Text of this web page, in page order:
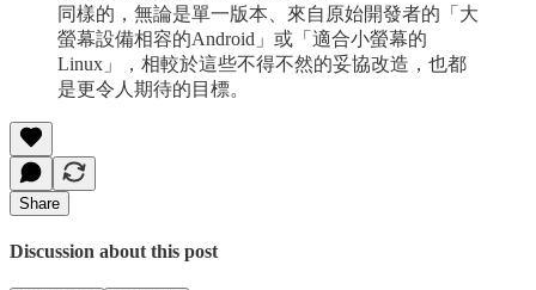
同樣的，無論是單一版本、來自原始開發者的「大
螢幕設備相容的Android」或「適合小螢幕的
Linux」，相較於這些不得不然的妥協改造，也都
是更令人期待的目標。
Share
Discussion about this post